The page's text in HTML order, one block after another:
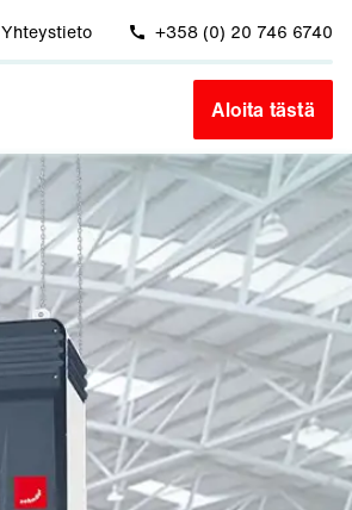
Yhteystieto +358 (0) 20 746 6740
Aloita tästä